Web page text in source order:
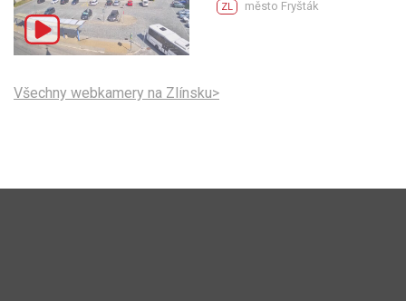
ZL město Fryšták
Všechny webkamery na Zlínsku>